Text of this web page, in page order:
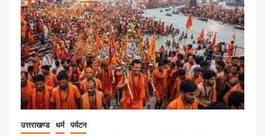
उत्तराखण्ड धर्म पर्यटन